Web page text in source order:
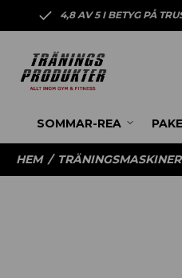
4,8 AV 5 I BETYG PÅ
SOMMAR-REA
HEM / TRÄNINGSMASKINER